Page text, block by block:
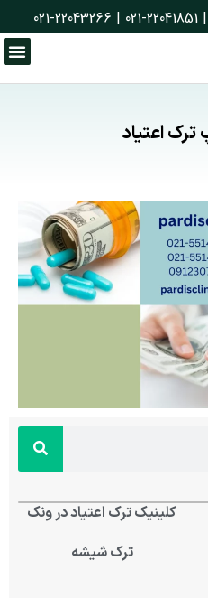
|
021-22041851
|
021-22043266
اعتیاد
کلینیک ترک اعتیاد در ونک
ترک شیشه